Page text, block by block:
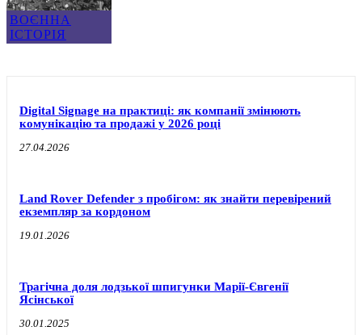
ВОЄННА
ІСТОРІЯ
Digital Signage на практиці: як компанії змінюють
комунікацію та продажі у 2026 році
27.04.2026
Land Rover Defender з пробігом: як знайти перевірений
екземпляр за кордоном
19.01.2026
Трагічна доля лодзької шпигунки Марії-Євгенії
Ясінської
30.01.2025